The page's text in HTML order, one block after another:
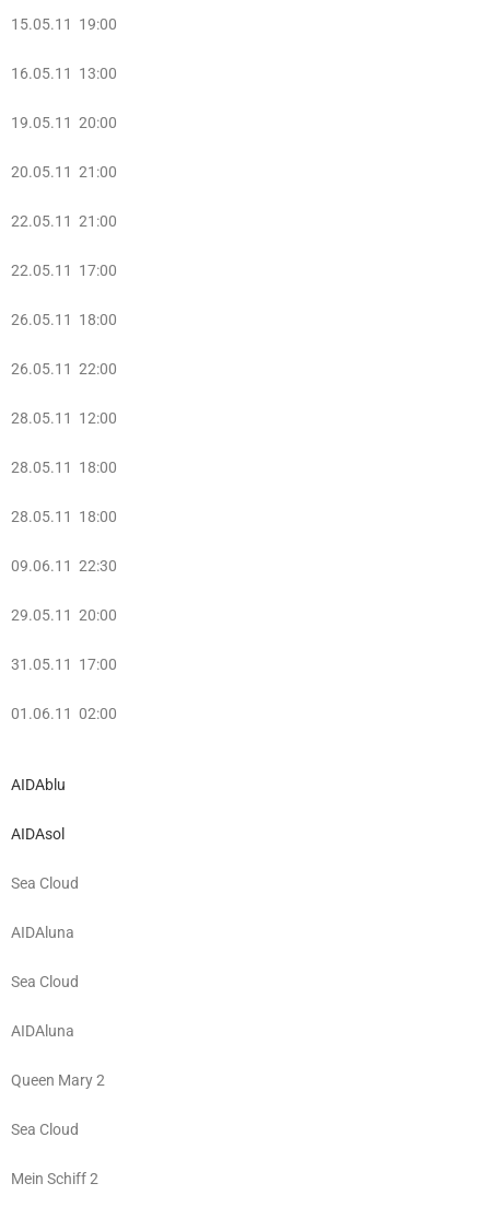
15.05.11 19:00
16.05.11 13:00
19.05.11 20:00
20.05.11 21:00
22.05.11 21:00
22.05.11 17:00
26.05.11 18:00
26.05.11 22:00
28.05.11 12:00
28.05.11 18:00
28.05.11 18:00
09.06.11 22:30
29.05.11 20:00
31.05.11 17:00
01.06.11 02:00
AIDAblu
AIDAsol
Sea Cloud
AIDAluna
Sea Cloud
AIDAluna
Queen Mary 2
Sea Cloud
Mein Schiff 2